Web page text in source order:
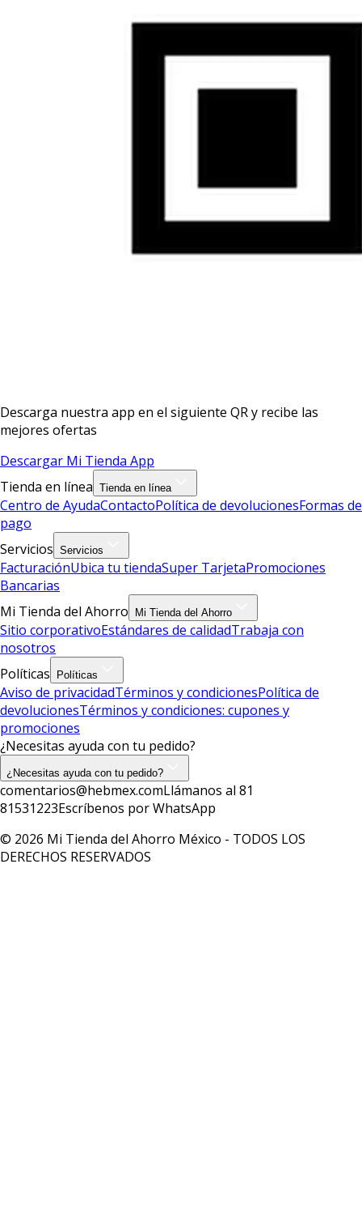
Descarga nuestra app en el siguiente QR y recibe las
mejores ofertas
Descargar Mi Tienda App
Tienda en línea Tienda en línea
Centro de AyudaContactoPolítica de devolucionesFormas de
pago
Servicios Servicios
FacturaciónUbica tu tiendaSuper TarjetaPromociones
Bancarias
Mi Tienda del Ahorro
Mi Tienda del Ahorro
Sitio corporativoEstándares de calidadTrabaja con
nosotros
Políticas
Políticas
Aviso de privacidadTérminos y condicionesPolítica de
devolucionesTérminos y condiciones: cupones y
promociones
¿Necesitas ayuda con tu pedido?
¿Necesitas ayuda con tu pedido?
comentarios@hebmex.comLlámanos al 81
81531223Escríbenos por WhatsApp
© 2026 Mi Tienda del Ahorro México - TODOS LOS
DERECHOS RESERVADOS